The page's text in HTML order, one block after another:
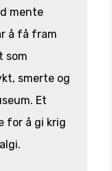
mente
å få fram
som
smerte og
Et
for å gi krig